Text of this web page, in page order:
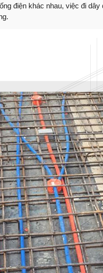
điện khác nhau, việc đi